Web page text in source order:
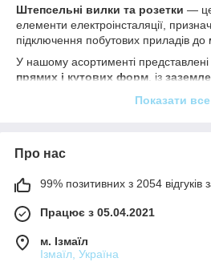
Штепсельні вилки та розетки —
елементи електроінсталяції,
підключення побутових приладів до
У нашому асортименті представлені
прямих і кутових форм , із
місцях. Вироби виготовлені з
Продукція брендів
доступну ціну.
У нас можна купити штепсельні
доставкою по Україні.
Показати все
Про нас
99% позитивних з 2054 відгуків
Працює з 05.04.2021
м. Ізмаїл
Ізмаїл, Україна